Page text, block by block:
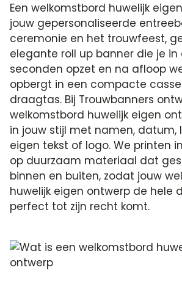
Een welkomstbord huwelijk
jouw gepersonaliseerde
ceremonie en het trouwfeest,
elegante roll up banner die je in
seconden opzet en na afloop
opbergt in een compacte
draagtas. Bij Trouwbanners
welkomstbord huwelijk eigen
in jouw stijl met namen, datum,
eigen tekst of logo. We printen
op duurzaam materiaal dat
binnen en buiten, zodat jouw
huwelijk eigen ontwerp de hele
perfect tot zijn recht komt.